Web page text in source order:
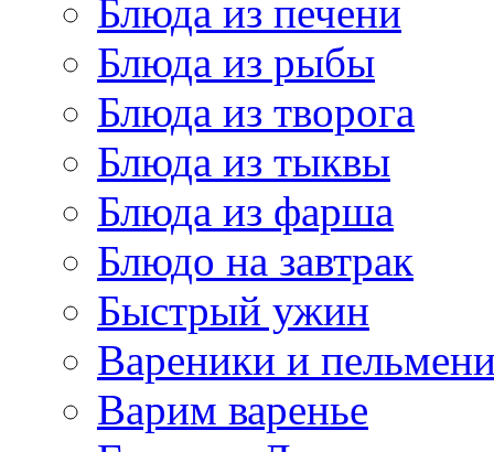
Блюда из печени
Блюда из рыбы
Блюда из творога
Блюда из тыквы
Блюда из фарша
Блюдо на завтрак
Быстрый ужин
Вареники и
Варим варенье